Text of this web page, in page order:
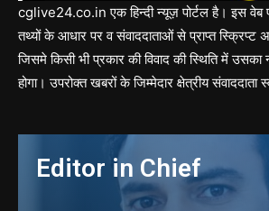
cglive24.co.in एक हिन्दी न्यूज़ पोर्टल है। इस वेब
तथ्यों के आधार पर व संवाददाताओं से प्राप्त स्क्रिप्ट
जिसमे किसी भी प्रकार की विवाद की स्थिति में उसका
होगा। उपरोक्त खबरों के जिम्मेदार क्षेत्रीय संवाददाता
Editor in Chief